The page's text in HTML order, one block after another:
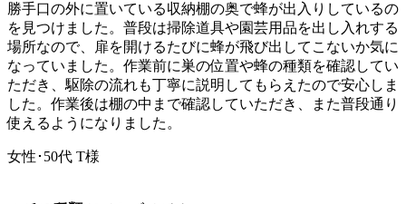
勝手口の外に置いている収納棚の奥で蜂が出入りしているの
を見つけました。普段は掃除道具や園芸用品を出し入れする
場所なので、扉を開けるたびに蜂が飛び出してこないか気に
なっていました。作業前に巣の位置や蜂の種類を確認してい
ただき、駆除の流れも丁寧に説明してもらえたので安心しま
した。作業後は棚の中まで確認していただき、また普段通り
使えるようになりました。
女性･50代 T様